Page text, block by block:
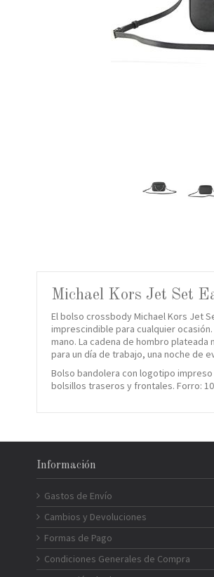
Michael Kors Jet Set
El bolso crossbody Michael Kors Jet
imprescindible para cualquier
mano. La cadena de hombro
para un día de trabajo, una noche de
Bolso bandolera con logotipo
bolsillos traseros y frontales. Forro:
Información
Gastos de Envío
Cambios y Devoluciones
Formas de Pago
Condiciones Generales de Compra